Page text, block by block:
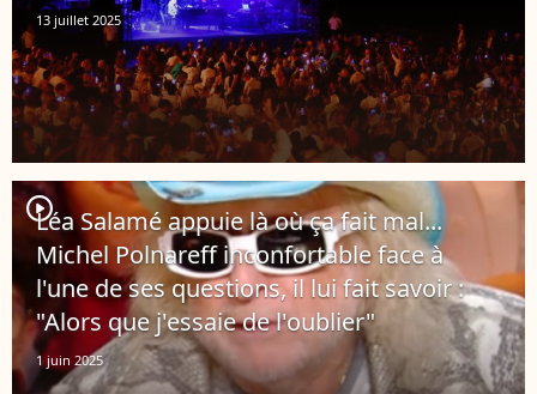
13 juillet 2025
player2
Léa Salamé appuie là où ça fait mal...
Michel Polnareff inconfortable face à
l'une de ses questions, il lui fait savoir :
"Alors que j'essaie de l'oublier"
1 juin 2025